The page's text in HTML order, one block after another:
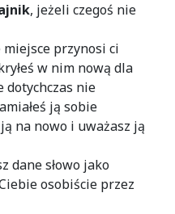
, jeżeli czegoś nie
miejsce przynosi ci
w nim nową dla
nie
ją sobie
na nowo i uważasz ją
dane słowo jako
osobiście przez